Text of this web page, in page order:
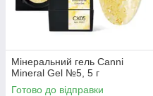
Мінеральний гель Canni
Mineral Gel №5, 5 г
Готово до відправки